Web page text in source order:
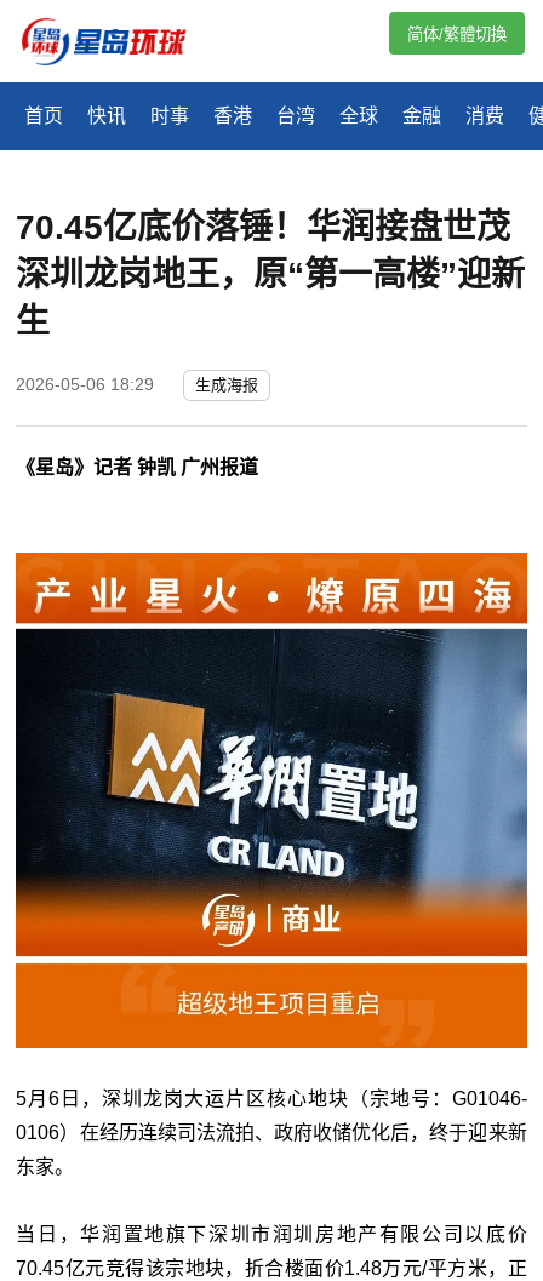
首页 快讯 时事 香港 台湾 全球 金融 消费
简体/繁體切換
70.45亿底价落锤！华润接盘世茂
深圳龙岗地王，原“第一高楼”迎新
生
2026-05-06 18:29 生成海报
《星岛》记者 钟凯 广州报道
5月6日，深圳龙岗大运片区核心地块（宗地号：G01046-
0106）在经历连续司法流拍、政府收储优化后，终于迎来新
东家。
当日，华润置地旗下深圳市润圳房地产有限公司以底价
70.45亿元竞得该宗地块，折合楼面价1.48万元/平方米，正